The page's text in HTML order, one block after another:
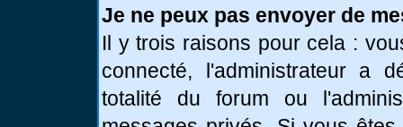
Je ne peux pas envoyer de
Il y trois raisons pour cela :
connecté, l'administrateur a
totalité du forum ou